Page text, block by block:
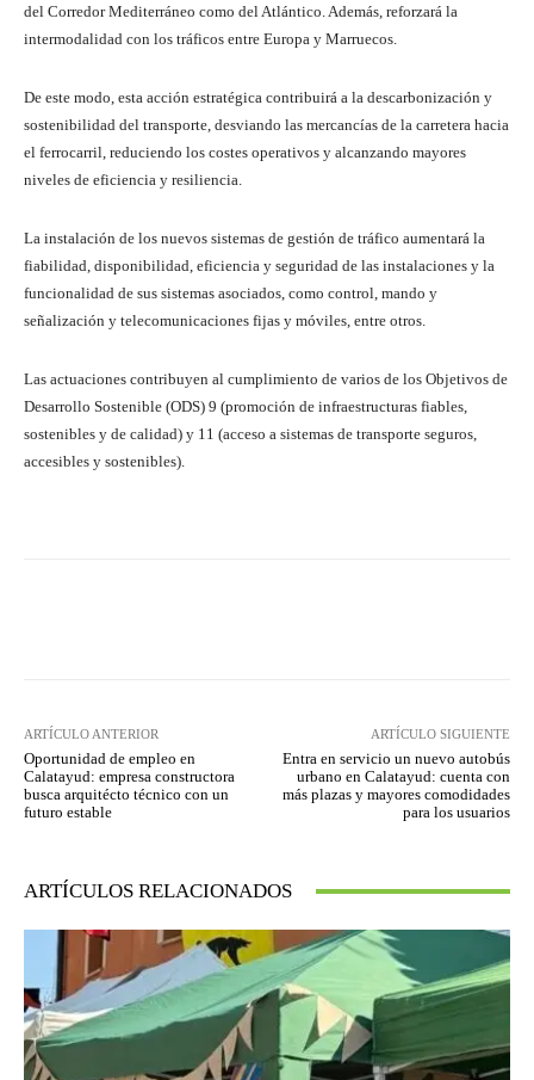
del Corredor Mediterráneo como del Atlántico. Además, reforzará la
intermodalidad con los tráficos entre Europa y Marruecos.
De este modo, esta acción estratégica contribuirá a la descarbonización y
sostenibilidad del transporte, desviando las mercancías de la carretera hacia
el ferrocarril, reduciendo los costes operativos y alcanzando mayores
niveles de eficiencia y resiliencia.
La instalación de los nuevos sistemas de gestión de tráfico aumentará la
fiabilidad, disponibilidad, eficiencia y seguridad de las instalaciones y la
funcionalidad de sus sistemas asociados, como control, mando y
señalización y telecomunicaciones fijas y móviles, entre otros.
Las actuaciones contribuyen al cumplimiento de varios de los Objetivos de
Desarrollo Sostenible (ODS) 9 (promoción de infraestructuras fiables,
sostenibles y de calidad) y 11 (acceso a sistemas de transporte seguros,
accesibles y sostenibles).
ARTÍCULO ANTERIOR
Oportunidad de empleo en
Calatayud: empresa constructora
busca arquitécto técnico con un
futuro estable
ARTÍCULO SIGUIENTE
Entra en servicio un nuevo autobús
urbano en Calatayud: cuenta con
más plazas y mayores comodidades
para los usuarios
ARTÍCULOS RELACIONADOS